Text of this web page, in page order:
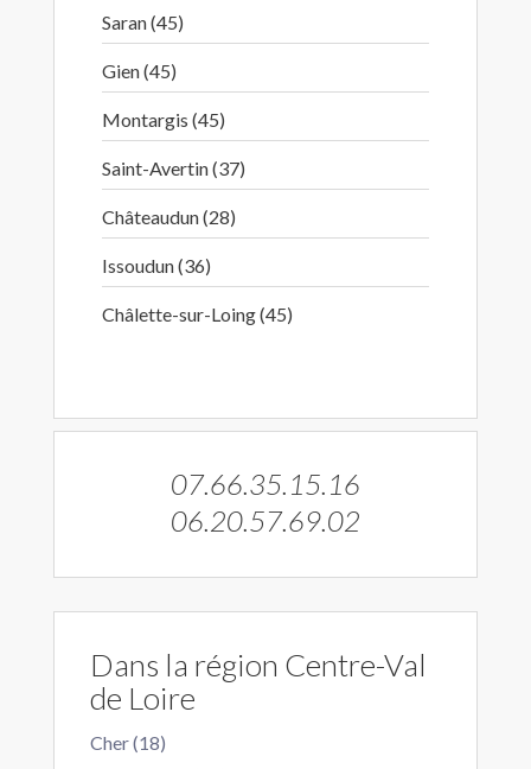
Saran (45)
Gien (45)
Montargis (45)
Saint-Avertin (37)
Châteaudun (28)
Issoudun (36)
Châlette-sur-Loing (45)
07.66.35.15.16
06.20.57.69.02
Dans la région Centre-Val
de Loire
Cher (18)